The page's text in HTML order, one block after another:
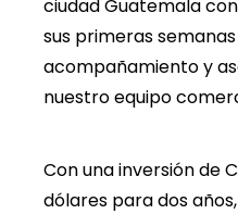
ciudad Guatemala
sus primeras
acompañamiento y
nuestro equipo
Con una inversión de
dólares para dos